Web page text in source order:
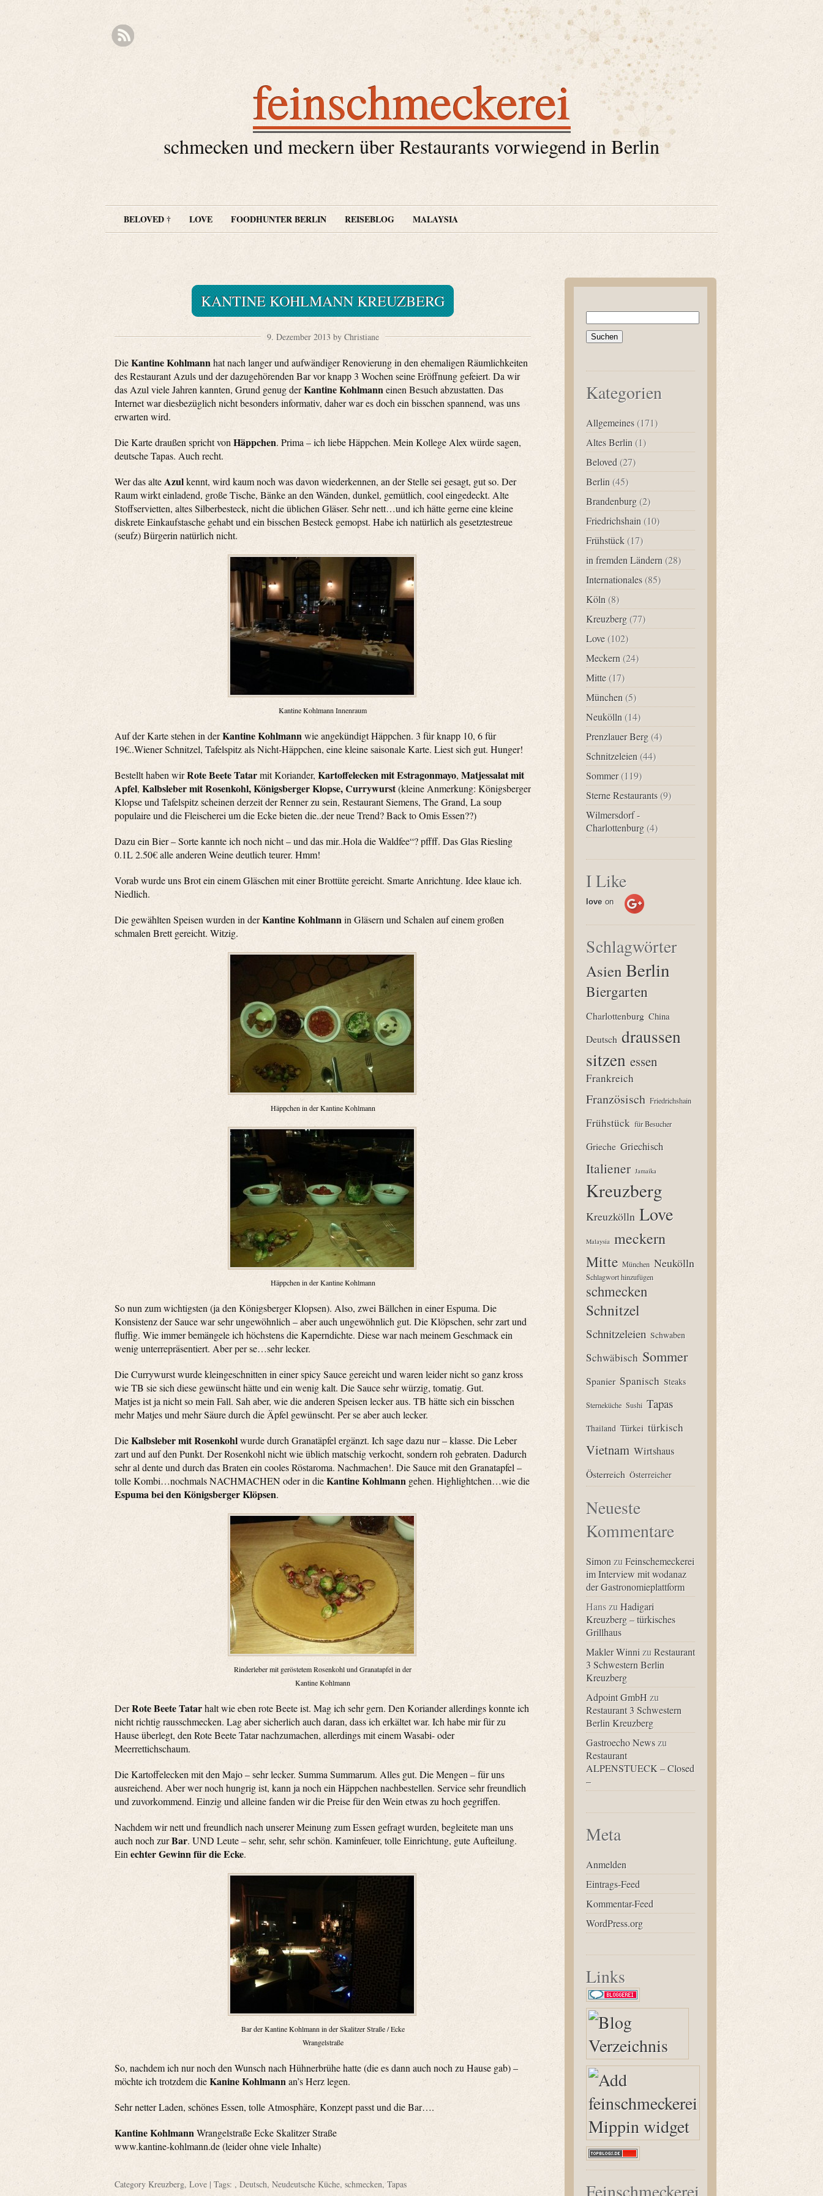
feinschmeckerei
schmecken und meckern über Restaurants vorwiegend in Berlin
BELOVED † LOVE FOODHUNTER BERLIN REISEBLOG MALAYSIA
KANTINE KOHLMANN KREUZBERG
9. Dezember 2013 by Christiane
DieKantine Kohlmannhat nach langer und aufwändiger Renovierung in den ehemaligen Räumlichkeiten
des Restaurant Azuls und der dazugehörenden Bar vor knapp 3 Wochen seine Eröffnung gefeiert. Da wir
das Azul viele Jahren kannten, Grund genug derKantine Kohlmanneinen Besuch abzustatten. Das
Internet war diesbezüglich nicht besonders informativ, daher war es doch ein bisschen spannend, was uns
erwarten wird.
Die Karte draußen spricht von Häppchen. Prima – ich liebe Häppchen. Mein Kollege Alex würde sagen,
deutsche Tapas. Auch recht.
Wer das alteAzulkennt, wird kaum noch was davon wiederkennen, an der Stelle sei gesagt, gut so. Der
Raum wirkt einladend, große Tische, Bänke an den Wänden, dunkel, gemütlich, cool eingedeckt. Alte
Stoffservietten, altes Silberbesteck, nicht die üblichen Gläser. Sehr nett…und ich hätte gerne eine kleine
diskrete Einkaufstasche gehabt und ein bisschen Besteck gemopst. Habe ich natürlich als gesetztestreue
(seufz) Bürgerin natürlich nicht.
Kantine Kohlmann Innenraum
Auf der Karte stehen in derKantine Kohlmannwie angekündigt Häppchen. 3 für knapp 10, 6 für
19€..Wiener Schnitzel, Tafelspitz als Nicht-Häppchen, eine kleine saisonale Karte. Liest sich gut. Hunger!
Bestellt haben wirRote Beete Tatarmit Koriander, Kartoffelecken mit Estragonmayo, Matjessalat mit
Apfel, Kalbsleber mit Rosenkohl, Königsberger Klopse, Currywurst(kleine Anmerkung: Königsberger
Klopse und Tafelspitz scheinen derzeit der Renner zu sein, Restaurant Siemens, The Grand, La soup
populaire und die Fleischerei um die Ecke bieten die..der neue Trend? Back to Omis Essen??)
Dazu ein Bier – Sorte kannte ich noch nicht – und das mir..Hola die Waldfee“? pffff. Das Glas Riesling
0.1L 2.50€ alle anderen Weine deutlich teurer. Hmm!
Vorab wurde uns Brot ein einem Gläschen mit einer Brottüte gereicht. Smarte Anrichtung. Idee klaue ich.
Niedlich.
Die gewählten Speisen wurden in derKantine Kohlmannin Gläsern und Schalen auf einem großen
schmalen Brett gereicht. Witzig.
Häppchen in der Kantine Kohlmann
Häppchen in der Kantine Kohlmann
So nun zum wichtigsten (ja den Königsberger Klopsen). Also, zwei Bällchen in einer Espuma. Die
Konsistenz der Sauce war sehr ungewöhnlich – aber auch ungewöhnlich gut. Die Klöpschen, sehr zart und
fluffig. Wie immer bemängele ich höchstens die Kaperndichte. Diese war nach meinem Geschmack ein
wenig unterrepräsentiert. Aber per se…sehr lecker.
Die Currywurst wurde kleingeschnitten in einer spicy Sauce gereicht und waren leider nicht so ganz kross
wie TB sie sich diese gewünscht hätte und ein wenig kalt. Die Sauce sehr würzig, tomatig. Gut.
Matjes ist ja nicht so mein Fall. Sah aber, wie die anderen Speisen lecker aus. TB hätte sich ein bisschen
mehr Matjes und mehr Säure durch die Äpfel gewünscht. Per se aber auch lecker.
DieKalbsleber mit Rosenkohlwurde durch Granatäpfel ergänzt. Ich sage dazu nur – klasse. Die Leber
zart und auf den Punkt. Der Rosenkohl nicht wie üblich matschig verkocht, sondern roh gebraten. Dadurch
sehr al dente und durch das Braten ein cooles Röstaroma. Nachmachen!. Die Sauce mit den Granatapfel –
tolle Kombi…nochmals NACHMACHEN oder in dieKantine Kohlmann gehen. Highlightchen…wie die
Espuma bei den Königsberger Klöpsen.
Rinderleber mit geröstetem Rosenkohl und Granatapfel in der
Kantine Kohlmann
DerRote Beete Tatarhalt wie eben rote Beete ist. Mag ich sehr gern. Den Koriander allerdings konnte ich
nicht richtig rausschmecken. Lag aber sicherlich auch daran, dass ich erkältet war. Ich habe mir für zu
Hause überlegt, den Rote Beete Tatar nachzumachen, allerdings mit einem Wasabi- oder
Meerrettichschaum.
Die Kartoffelecken mit den Majo – sehr lecker. Summa Summarum. Alles gut. Die Mengen – für uns
ausreichend. Aber wer noch hungrig ist, kann ja noch ein Häppchen nachbestellen. Service sehr freundlich
und zuvorkommend. Einzig und alleine fanden wir die Preise für den Wein etwas zu hoch gegriffen.
Nachdem wir nett und freundlich nach unserer Meinung zum Essen gefragt wurden, begleitete man uns
auch noch zurBar. UND Leute – sehr, sehr, sehr schön. Kaminfeuer, tolle Einrichtung, gute Aufteilung.
Ein echter Gewinn für die Ecke.
Bar der Kantine Kohlmann in der Skalitzer Straße / Ecke
Wrangelstraße
So, nachdem ich nur noch den Wunsch nach Hühnerbrühe hatte (die es dann auch noch zu Hause gab) –
möchte ich trotzdem dieKanine Kohlmannan’s Herz legen.
Sehr netter Laden, schönes Essen, tolle Atmosphäre, Konzept passt und die Bar….
Kantine KohlmannWrangelstraße Ecke Skalitzer Straße
www.kantine-kohlmann.de (leider ohne viele Inhalte)
Category Kreuzberg, Love | Tags: , Deutsch, Neudeutsche Küche, schmecken,Tapas
Suchen
nach:
Kategorien
Allgemeines (171)
Altes Berlin (1)
Beloved (27)
Berlin (45)
Brandenburg (2)
Friedrichshain (10)
Frühstück (17)
in fremden Ländern (28)
Internationales (85)
Köln (8)
Kreuzberg (77)
Love (102)
Meckern (24)
Mitte (17)
München (5)
Neukölln (14)
Prenzlauer Berg (4)
Schnitzeleien (44)
Sommer(119)
Sterne Restaurants (9)
Wilmersdorf -
Charlottenburg (4)
I Like
love on
Schlagwörter
Asien Berlin
Biergarten
Charlottenburg China
Deutsch draussen
sitzen essen
Frankreich
Französisch Friedrichshain
Frühstück für Besucher
Grieche Griechisch
Italiener Jamaika
Kreuzberg
Kreuzkölln Love
Malaysia meckern
Mitte München Neukölln
Schlagwort hinzufügen
schmecken
Schnitzel
Schnitzeleien Schwaben
Schwäbisch Sommer
Spanier Spanisch Steaks
Sterneküche Sushi Tapas
Thailand Türkei türkisch
Vietnam Wirtshaus
Österreich Österreicher
Neueste
Kommentare
Simon zuFeinschemeckerei
im Interview mit wodanaz
der Gastronomieplattform
Hans zuHadigari
Kreuzberg – türkisches
Grillhaus
Makler Winni zuRestaurant
3 Schwestern Berlin
Kreuzberg
Adpoint GmbH zu
Restaurant 3 Schwestern
Berlin Kreuzberg
Gastroecho News zu
Restaurant
ALPENSTUECK – Closed
–
Meta
Anmelden
Eintrags-Feed
Kommentar-Feed
WordPress.org
Links
Feinschmeckerei